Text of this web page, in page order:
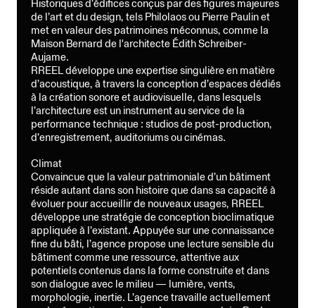
Historiques d’édifices conçus par des figures majeures
de l’art et du design, tels Philolaos ou Pierre Paulin et
met en valeur des patrimoines méconnus, comme la
Maison Bernard de l'architecte Édith Schreiber-
Aujame.
RREEL développe une expertise singulière en matière
d’acoustique, à travers la conception d’espaces dédiés
à la création sonore et audiovisuelle, dans lesquels
l’architecture est un instrument au service de la
performance technique : studios de post-production,
d’enregistrement, auditoriums ou cinémas.
Climat
Convaincue que la valeur patrimoniale d’un bâtiment
réside autant dans son histoire que dans sa capacité à
évoluer pour accueillir de nouveaux usages, RREEL
développe une stratégie de conception bioclimatique
appliquée à l’existant. Appuyée sur une connaissance
fine du bâti, l’agence propose une lecture sensible du
bâtiment comme une ressource, attentive aux
potentiels contenus dans la forme construite et dans
son dialogue avec le milieu — lumière, vents,
morphologie, inertie. L’agence travaille actuellement